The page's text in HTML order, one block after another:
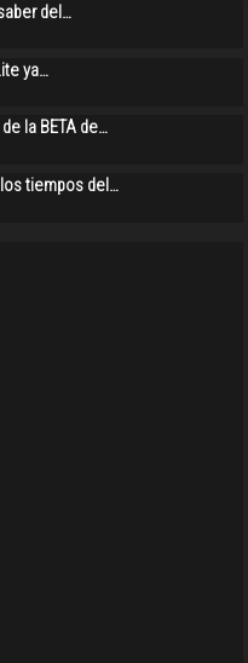
del…
ya…
la BETA de…
tiempos del…